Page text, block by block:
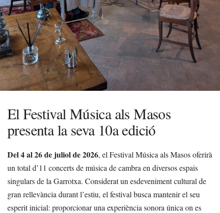
El Festival Música als Masos
presenta la seva 10a edició
Del 4 al 26 de juliol de 2026, el Festival Música als Masos oferirà
un total d’11 concerts de música de cambra en diversos espais
singulars de la Garrotxa. Considerat un esdeveniment cultural de
gran rellevància durant l’estiu, el festival busca mantenir el seu
esperit inicial: proporcionar una experiència sonora única on es